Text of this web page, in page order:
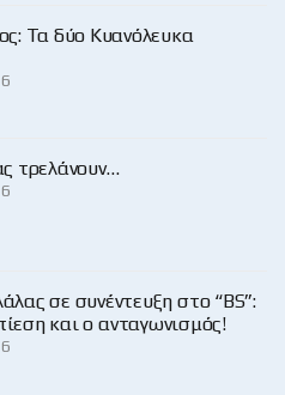
Τα δύο Κυανόλευκα
τρελάνουν…
σε συνέντευξη στο “BS”:
και ο ανταγωνισμός!